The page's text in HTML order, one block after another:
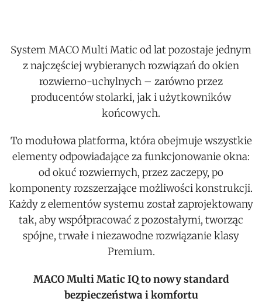
System MACO Multi Matic od lat pozostaje jednym
z najczęściej wybieranych rozwiązań do okien
rozwierno-uchylnych – zarówno przez
producentów stolarki, jak i użytkowników
końcowych.
To modułowa platforma, która obejmuje wszystkie
elementy odpowiadające za funkcjonowanie okna:
od okuć rozwiernych, przez zaczepy, po
komponenty rozszerzające możliwości konstrukcji.
Każdy z elementów systemu został zaprojektowany
tak, aby współpracować z pozostałymi, tworząc
spójne, trwałe i niezawodne rozwiązanie klasy
Premium.
MACO Multi Matic IQ to nowy standard
bezpieczeństwa i komfortu